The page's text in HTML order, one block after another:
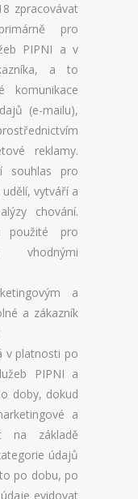
zpracovávat
pro
PIPNI a v
a to
komunikace
(e-mailu),
reklamy.
souhlas pro
vytváří a
chování.
použité pro
a
a zákazník
v platnosti po
PIPNI a
doby, dokud
a
na základě
údajů
po dobu, po
evidovat